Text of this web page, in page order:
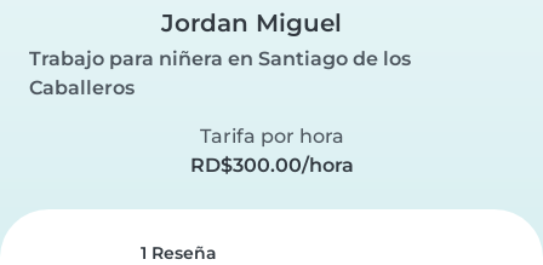
Jordan Miguel
Trabajo para niñera en Santiago de los
Caballeros
Tarifa por hora
RD$300.00/hora
1 Reseña